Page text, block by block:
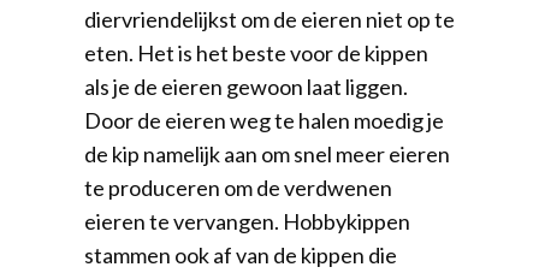
diervriendelijkst om de eieren niet op te
eten. Het is het beste voor de kippen
als je de eieren gewoon laat liggen.
Door de eieren weg te halen moedig je
de kip namelijk aan om snel meer eieren
te produceren om de verdwenen
eieren te vervangen. Hobbykippen
stammen ook af van de kippen die